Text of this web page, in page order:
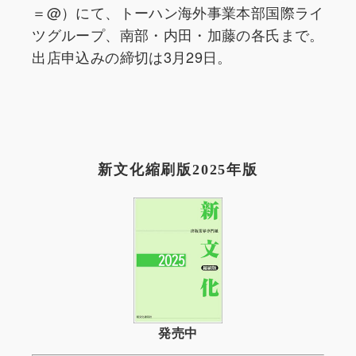
＝@）にて、トーハン海外事業本部国際ライ
ツグループ、南部・内田・加藤の各氏まで。
出店申込みの締切は3月29日。
新文化縮刷版2025年版
発売中